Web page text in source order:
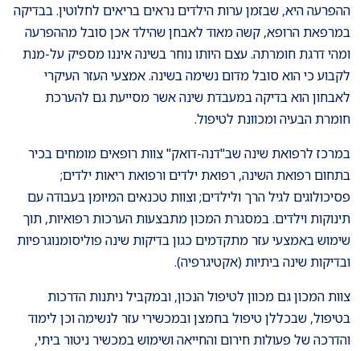
ההפרעה היא, שבזמן ערות הילדים נראים בריאים לחלוטין. בבדיקה
במרפאת הרופא, קשה מאוד לאבחן שהילד אכן סובל מההפרעה
ומהי דרגת חומרתה. עצם היותו נוחר בשינה איננו מספיק על-מנת
לקבוע כי הוא סובל מדום נשימה בשינה. אמצעי העזר העיקרי
לאבחון הוא בדיקה במעבדת שינה אשר מסייעת גם להערכת
חומרת הבעיה ומכוונת לטיפול.
במרכז לרפואת שינה שב"דנה-דואק" צוות רופאים מומחים בכיר
בתחום רפואת השינה, רפואת ילדים ורפואת ריאות ילדים;
פסיכולוגים לגיל הרך ולילדים; וצוות טכנאים המיומן בעבודה עם
תינוקות וילדים. במסגרת המכון מתבצעות הערכות רפואיות, תוך
שימוש באמצעי עזר מתקדמים כגון בדיקות שינה פוליסומנוגרפיות
ובדיקות שינה ביתיות (אקטיגרפיה).
צוות המכון גם מכוון לטיפול הנכון, ובמקביל ניתנות הדרכות
בטיפול, שבכללן טיפול בחמצן ובמכשירי עזר לנשימה וכן לימוד
והדרכה של פעולות חירום והחייאה ושימוש במכשיר ניטור ביתי,